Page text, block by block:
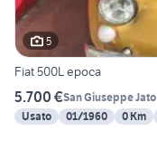
5
Fiat 500L epoca
5.700 €San Giuseppe Jato
Usato
01/1960 0 Km